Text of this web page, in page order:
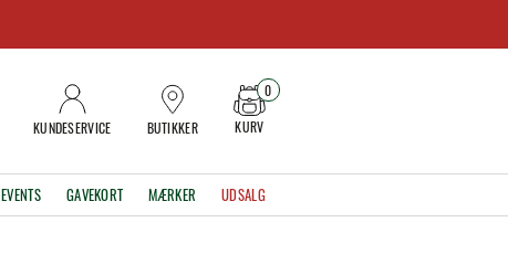
KUNDESERVICE BUTIKKER KURV
0
EVENTS GAVEKORT MÆRKER UDSALG